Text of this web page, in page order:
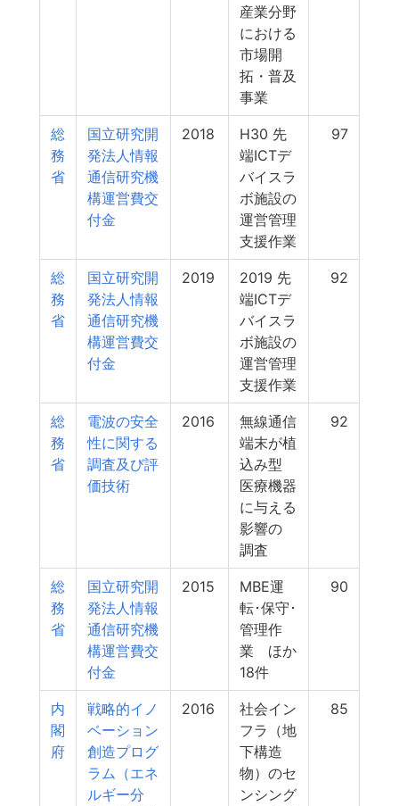
産業分野
における
市場開
拓・普及
事業
総
務
省
国立研究開
発法人情報
通信研究機
構運営費交
付金
2018
H30 先
端ICTデ
バイスラ
ボ施設の
運営管理
支援作業
97
総
務
省
国立研究開
発法人情報
通信研究機
構運営費交
付金
2019
2019 先
端ICTデ
バイスラ
ボ施設の
運営管理
支援作業
92
総
務
省
電波の安全
性に関する
調査及び評
価技術
2016
無線通信
端末が植
込み型
医療機器
に与える
影響の
調査
92
総
務
省
国立研究開
発法人情報
通信研究機
構運営費交
付金
2015
MBE運
転･保守･
管理作
業 ほか
18件
90
内
閣
府
戦略的イノ
ベーション
創造プログ
ラム（エネ
ルギー分
2016
社会イン
フラ（地
下構造
物）のセ
ンシング
85